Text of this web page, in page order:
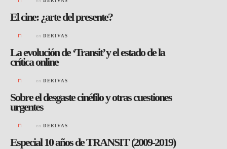
El cine: ¿arte del presente?
en DERIVAS
La evolución de ‘Transit’ y el estado de la
crítica online
en DERIVAS
Sobre el desgaste cinéfilo y otras cuestiones
urgentes
en DERIVAS
Especial 10 años de TRANSIT (2009-2019)